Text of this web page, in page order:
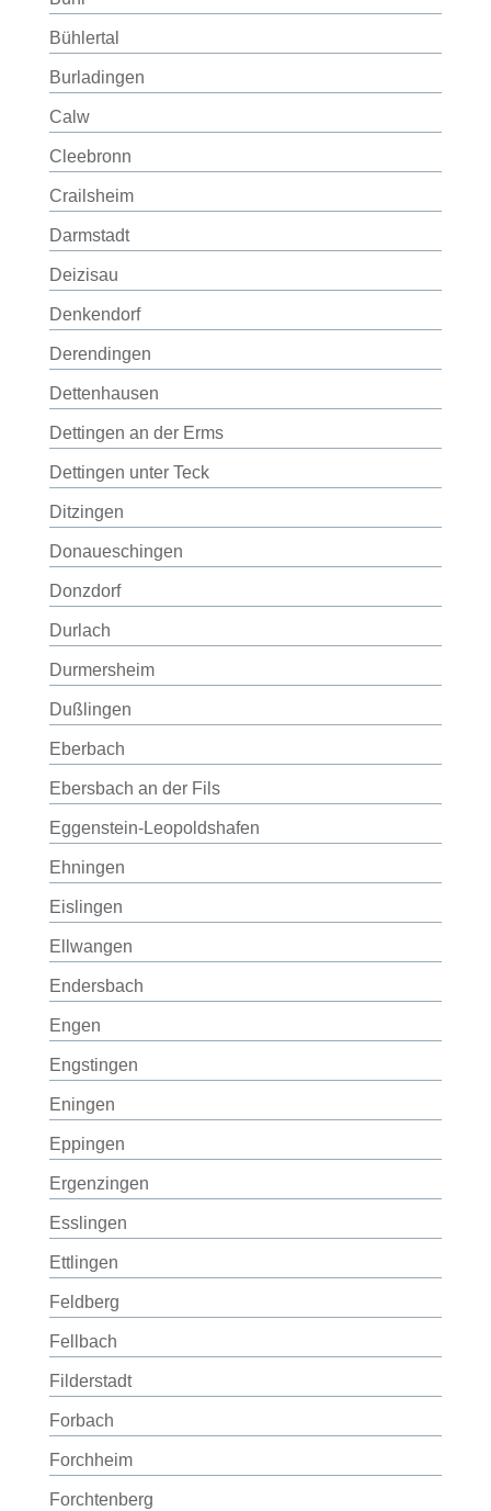
Bühlertal
Burladingen
Calw
Cleebronn
Crailsheim
Darmstadt
Deizisau
Denkendorf
Derendingen
Dettenhausen
Dettingen an der Erms
Dettingen unter Teck
Ditzingen
Donaueschingen
Donzdorf
Durlach
Durmersheim
Dußlingen
Eberbach
Ebersbach an der Fils
Eggenstein-Leopoldshafen
Ehningen
Eislingen
Ellwangen
Endersbach
Engen
Engstingen
Eningen
Eppingen
Ergenzingen
Esslingen
Ettlingen
Feldberg
Fellbach
Filderstadt
Forbach
Forchheim
Forchtenberg